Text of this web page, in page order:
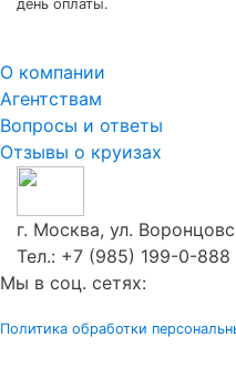
день оплаты.
О компании
Агентствам
Вопросы и ответы
Отзывы о круизах
г. Москва, ул.
Тел.: +7 (985) 199-0-888
Мы в соц. сетях:
Политика обработки